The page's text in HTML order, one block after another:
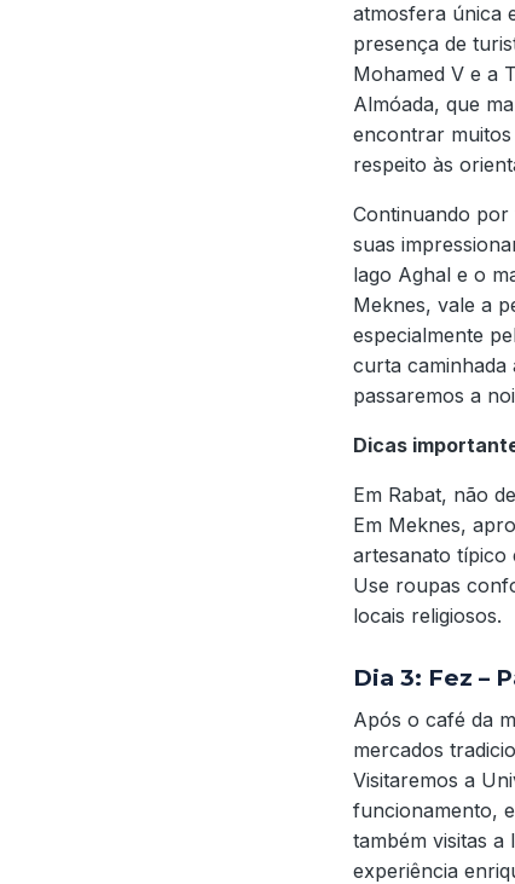
atmosfera única
presença de
Mohamed V e a
Almóada, que
encontrar
respeito às
Continuando por
suas
lago Aghal e o
Meknes, vale a
especialmente
curta caminhada
passaremos a
Dicas
Em Rabat, não
Em Meknes,
artesanato típico
Use roupas
locais religiosos.
Dia 3: Fez –
Após o café da
mercados
Visitaremos a
funcionamento,
também visitas
experiência